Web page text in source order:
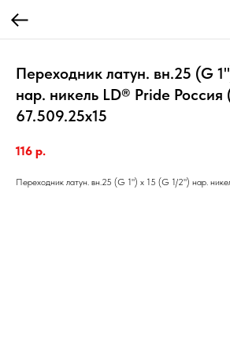
Переходник латун. вн.25 (G
нар. никель LD® Pride
67.509.25х15
116 р.
Переходник латун. вн.25 (G 1") х 15 (G 1/2") нар.